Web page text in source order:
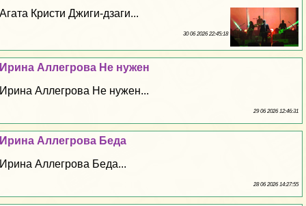
Агата Кристи Джиги-дзаги...
30 06 2026 22:45:18
Ирина Аллегрова Не нужен
Ирина Аллегрова Не нужен...
29 06 2026 12:46:31
Ирина Аллегрова Беда
Ирина Аллегрова Беда...
28 06 2026 14:27:55